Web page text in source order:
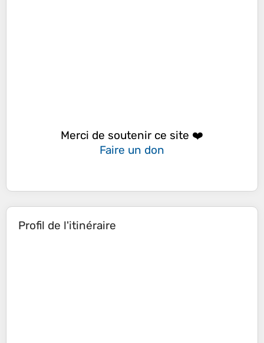
Merci de soutenir ce site ❤️
Faire un don
Profil de l'itinéraire